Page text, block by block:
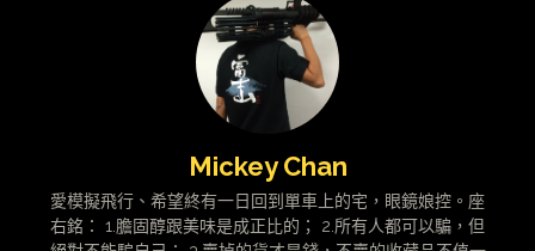
Mickey Chan
愛模擬飛行、希望終有一日回到單車上的宅，眼鏡娘控。座
右銘： 1.膽固醇跟美味是成正比的； 2.所有人都可以騙，但